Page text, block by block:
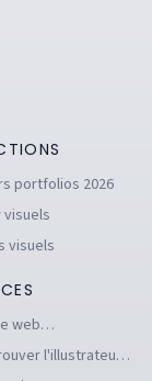
portfolios 2026
visuels
visuels
web
pour sel'illustrateur